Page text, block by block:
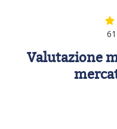
Valutazione